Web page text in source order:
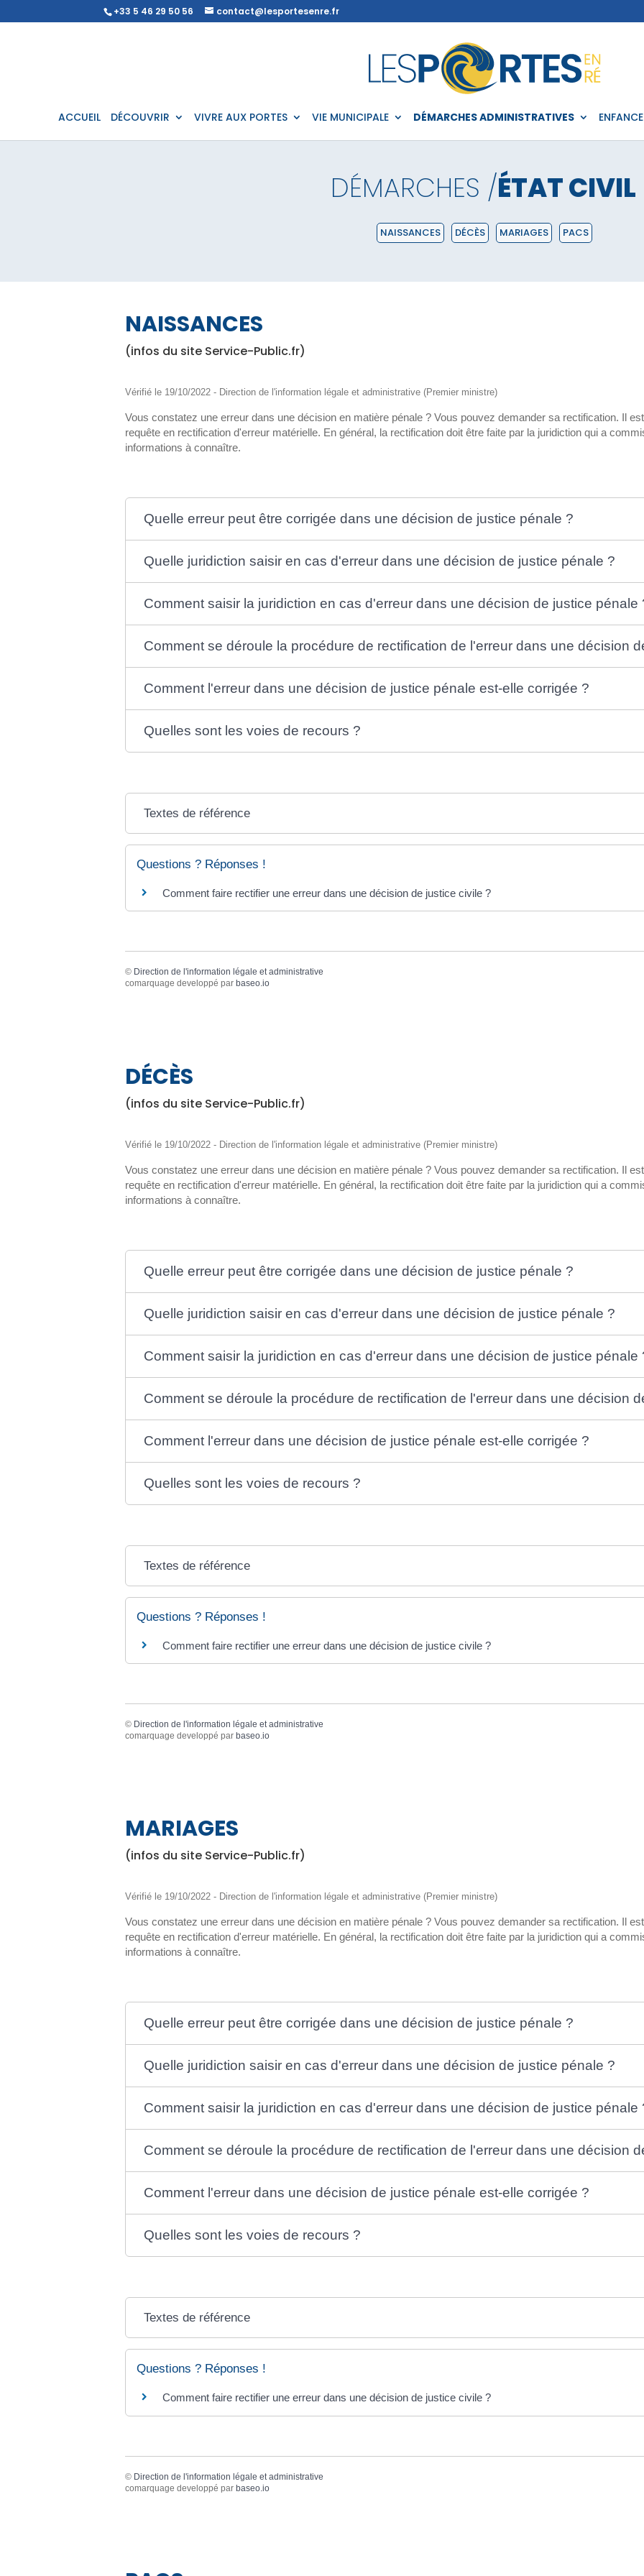
+33 5 46 29 50 56 contact@lesportesenre.fr
ACCUEIL DÉCOUVRIR VIVRE AUX PORTES VIE MUNICIPALE DÉMARCHES ADMINISTRATIVES
DÉMARCHES /ÉTAT CIVIL
NAISSANCES DÉCÈS MARIAGES PACS
NAISSANCES
(infos du site Service-Public.fr)
Vérifié le 19/10/2022 - Direction de l'information légale et administrative (Premier ministre)
Vous constatez une erreur dans une décision en matière pénale ? Vous pouvez demander sa rectification. Il
requête en rectification d'erreur matérielle. En général, la rectification doit être faite par la juridiction qui a
informations à connaître.
Quelle erreur peut être corrigée dans une décision de justice pénale ?
Quelle juridiction saisir en cas d'erreur dans une décision de justice pénale ?
Comment saisir la juridiction en cas d'erreur dans une décision de justice pénale
Comment se déroule la procédure de rectification de l'erreur dans une décision
Comment l'erreur dans une décision de justice pénale est-elle corrigée ?
Quelles sont les voies de recours ?
Textes de référence
Questions ? Réponses !
Comment faire rectifier une erreur dans une décision de justice civile ?
© Direction de l'information légale et administrative
comarquage developpé par baseo.io
DÉCÈS
(infos du site Service-Public.fr)
Vérifié le 19/10/2022 - Direction de l'information légale et administrative (Premier ministre)
Vous constatez une erreur dans une décision en matière pénale ? Vous pouvez demander sa rectification. Il
requête en rectification d'erreur matérielle. En général, la rectification doit être faite par la juridiction qui a
informations à connaître.
Quelle erreur peut être corrigée dans une décision de justice pénale ?
Quelle juridiction saisir en cas d'erreur dans une décision de justice pénale ?
Comment saisir la juridiction en cas d'erreur dans une décision de justice pénale
Comment se déroule la procédure de rectification de l'erreur dans une décision
Comment l'erreur dans une décision de justice pénale est-elle corrigée ?
Quelles sont les voies de recours ?
Textes de référence
Questions ? Réponses !
Comment faire rectifier une erreur dans une décision de justice civile ?
© Direction de l'information légale et administrative
comarquage developpé parbaseo.io
MARIAGES
(infos du site Service-Public.fr)
Vérifié le 19/10/2022 - Direction de l'information légale et administrative (Premier ministre)
Vous constatez une erreur dans une décision en matière pénale ? Vous pouvez demander sa rectification. Il
requête en rectification d'erreur matérielle. En général, la rectification doit être faite par la juridiction qui a
informations à connaître.
Quelle erreur peut être corrigée dans une décision de justice pénale ?
Quelle juridiction saisir en cas d'erreur dans une décision de justice pénale ?
Comment saisir la juridiction en cas d'erreur dans une décision de justice pénale
Comment se déroule la procédure de rectification de l'erreur dans une décision
Comment l'erreur dans une décision de justice pénale est-elle corrigée ?
Quelles sont les voies de recours ?
Textes de référence
Questions ? Réponses !
Comment faire rectifier une erreur dans une décision de justice civile ?
© Direction de l'information légale et administrative
comarquage developpé parbaseo.io